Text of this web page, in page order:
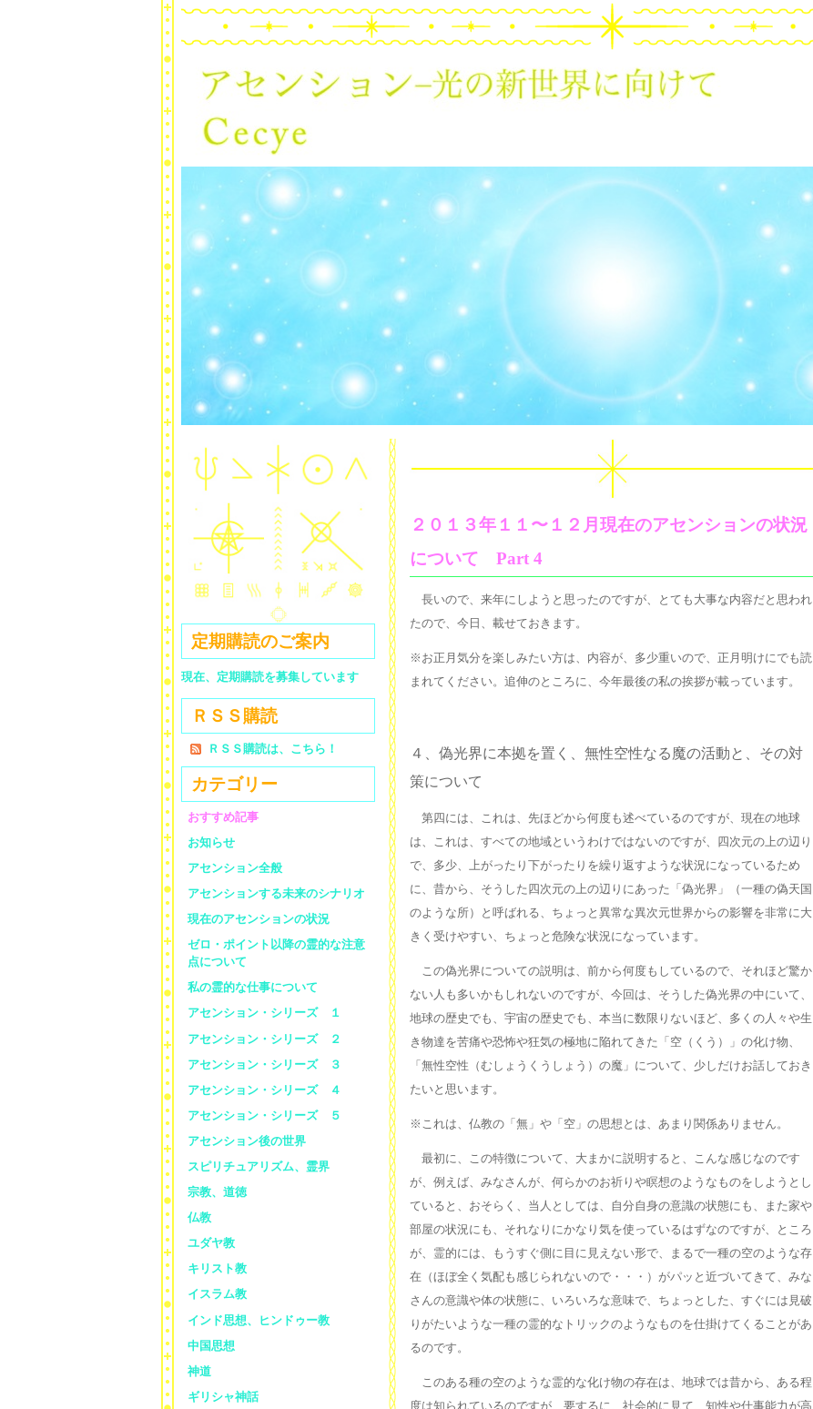
２０１３年１１〜１２月現在のアセンションの状況
について Part 4
長いので、来年にしようと思ったのですが、とても大事な内容だと思われ
たので、今日、載せておきます。
※お正月気分を楽しみたい方は、内容が、多少重いので、正月明けにでも読
まれてください。追伸のところに、今年最後の私の挨拶が載っています。
４、偽光界に本拠を置く、無性空性なる魔の活動と、その対
策について
第四には、これは、先ほどから何度も述べているのですが、現在の地球
は、これは、すべての地域というわけではないのですが、四次元の上の辺り
で、多少、上がったり下がったりを繰り返すような状況になっているため
に、昔から、そうした四次元の上の辺りにあった「偽光界」（一種の偽天国
のような所）と呼ばれる、ちょっと異常な異次元世界からの影響を非常に大
きく受けやすい、ちょっと危険な状況になっています。
この偽光界についての説明は、前から何度もしているので、それほど驚か
ない人も多いかもしれないのですが、今回は、そうした偽光界の中にいて、
地球の歴史でも、宇宙の歴史でも、本当に数限りないほど、多くの人々や生
き物達を苦痛や恐怖や狂気の極地に陥れてきた「空（くう）」の化け物、
「無性空性（むしょうくうしょう）の魔」について、少しだけお話しておき
たいと思います。
※これは、仏教の「無」や「空」の思想とは、あまり関係ありません。
最初に、この特徴について、大まかに説明すると、こんな感じなのです
が、例えば、みなさんが、何らかのお祈りや瞑想のようなものをしようとし
ていると、おそらく、当人としては、自分自身の意識の状態にも、また家や
部屋の状況にも、それなりにかなり気を使っているはずなのですが、ところ
が、霊的には、もうすぐ側に目に見えない形で、まるで一種の空のような存
在（ほぼ全く気配も感じられないので・・・）がパッと近づいてきて、みな
さんの意識や体の状態に、いろいろな意味で、ちょっとした、すぐには見破
りがたいような一種の霊的なトリックのようなものを仕掛けてくることがあ
るのです。
このある種の空のような霊的な化け物の存在は、地球では昔から、ある程
度は知られているのですが、要するに、社会的に見て、知性や仕事能力が高
定期購読のご案内
現在、定期購読を募集しています
ＲＳＳ購読
ＲＳＳ購読は、こちら！
カテゴリー
おすすめ記事
お知らせ
アセンション全般
アセンションする未来のシナリオ
現在のアセンションの状況
ゼロ・ポイント以降の霊的な注意
点について
私の霊的な仕事について
アセンション・シリーズ １
アセンション・シリーズ ２
アセンション・シリーズ ３
アセンション・シリーズ ４
アセンション・シリーズ ５
アセンション後の世界
スピリチュアリズム、霊界
宗教、道徳
仏教
ユダヤ教
キリスト教
イスラム教
インド思想、ヒンドゥー教
中国思想
神道
ギリシャ神話